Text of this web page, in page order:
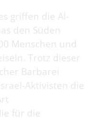
griffen die Al-
den Süden
Menschen und
Trotz dieser
Barbarei
Aktivisten die
für die